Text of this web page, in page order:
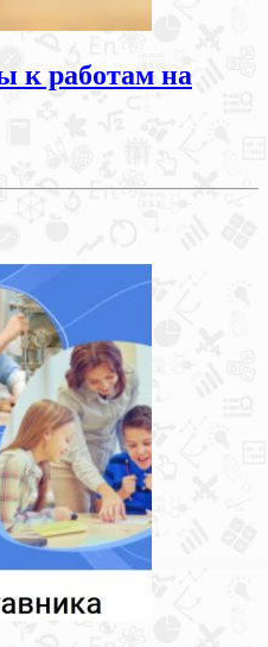
к работам на